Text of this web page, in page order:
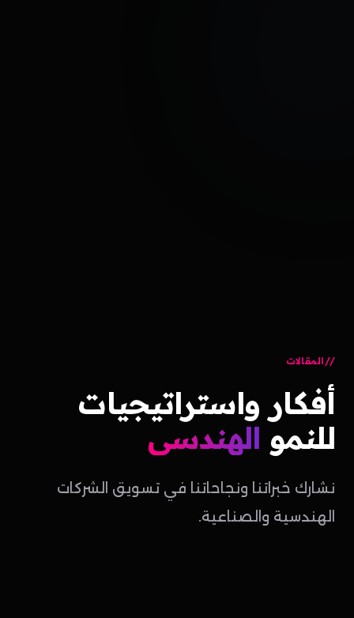
المقالات
أفكار واستراتيجيات
للنمو الهندسي
نشارك خبراتنا ونجاحاتنا في تسويق الشركات
الهندسية والصناعية.